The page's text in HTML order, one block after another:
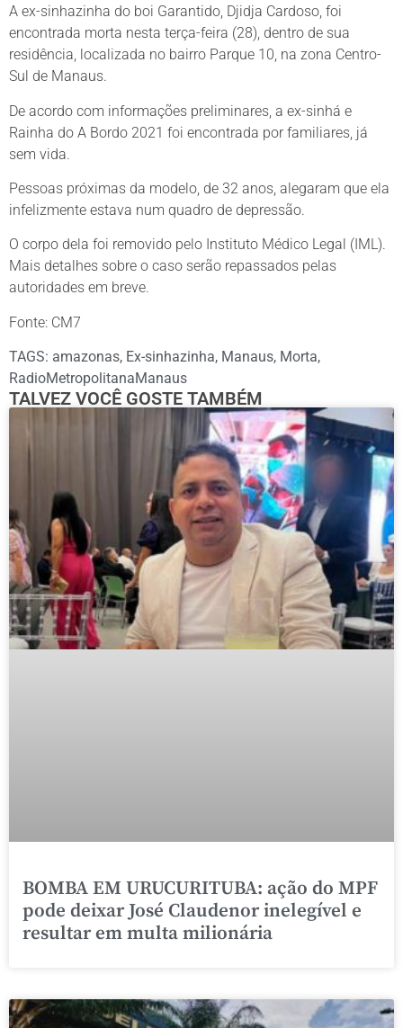
A ex-sinhazinha do boi Garantido, Djidja Cardoso, foi
encontrada morta nesta terça-feira (28), dentro de sua
residência, localizada no bairro Parque 10, na zona Centro-
Sul de Manaus.
De acordo com informações preliminares, a ex-sinhá e
Rainha do A Bordo 2021 foi encontrada por familiares, já
sem vida.
Pessoas próximas da modelo, de 32 anos, alegaram que ela
infelizmente estava num quadro de depressão.
O corpo dela foi removido pelo Instituto Médico Legal (IML).
Mais detalhes sobre o caso serão repassados pelas
autoridades em breve.
Fonte: CM7
TAGS: amazonas, Ex-sinhazinha, Manaus, Morta,
RadioMetropolitanaManaus
TALVEZ VOCÊ GOSTE TAMBÉM
BOMBA EM URUCURITUBA: ação do MPF
pode deixar José Claudenor inelegível e
resultar em multa milionária